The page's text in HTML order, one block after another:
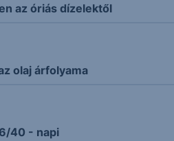
az óriás dízelektől
olaj árfolyama
40 - napi